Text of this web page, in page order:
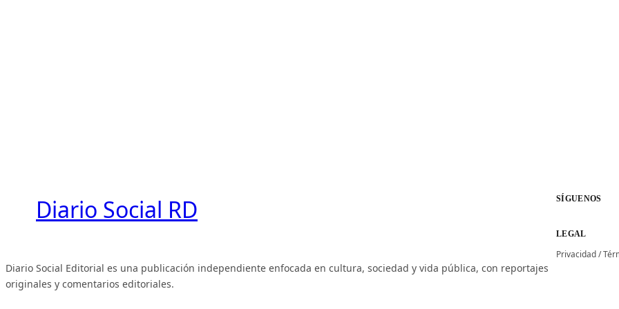
Diario Social RD
Diario Social Editorial es una publicación independiente enfocada en cultura, sociedad y vida pública, con reportajes
originales y comentarios editoriales.
SÍGUENOS
LEGAL
Privacidad/